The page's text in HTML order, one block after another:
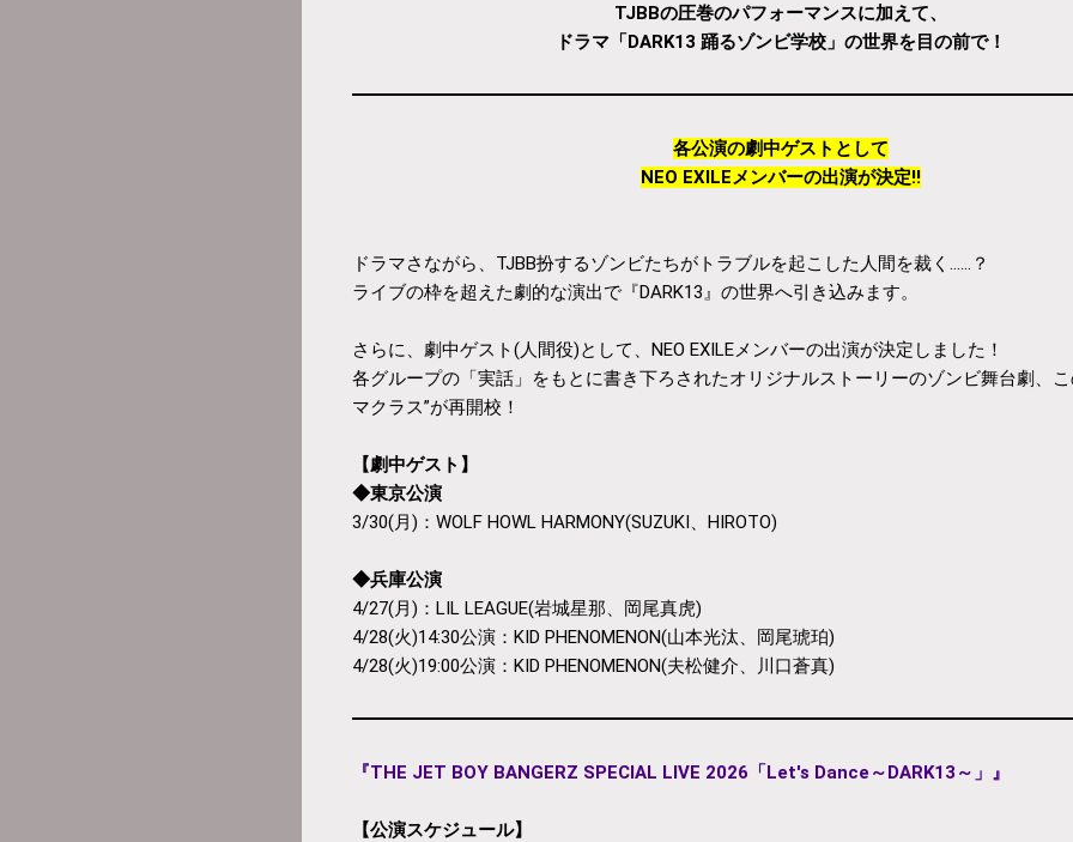
TJBBの圧巻のパフォーマンスに加えて、
ドラマ「DARK13 踊るゾンビ学校」の世界を目の前で！
各公演の劇中ゲストとして
NEO EXILEメンバーの出演が決定!!
ドラマさながら、TJBB扮するゾンビたちがトラブルを起こした人間を裁く……？
ライブの枠を超えた劇的な演出で『DARK13』の世界へ引き込みます。
さらに、劇中ゲスト(人間役)として、NEO EXILEメンバーの出演が決定しました！
各グループの「実話」をもとに書き下ろされたオリジナルストーリーのゾンビ舞台劇、
マクラス”が再開校！
【劇中ゲスト】
◆東京公演
3/30(月)：WOLF HOWL HARMONY(SUZUKI、HIROTO)
◆兵庫公演
4/27(月)：LIL LEAGUE(岩城星那、岡尾真虎)
4/28(火)14:30公演：KID PHENOMENON(山本光汰、岡尾琥珀)
4/28(火)19:00公演：KID PHENOMENON(夫松健介、川口蒼真)
『THE JET BOY BANGERZ SPECIAL LIVE 2026「Let's Dance～DARK13～」』
【公演スケジュール】